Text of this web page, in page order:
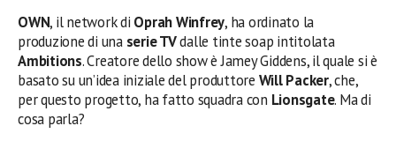
OWN, il network di Oprah Winfrey, ha ordinato la
produzione di una serie TVdalle tinte soap intitolata
Ambitions. Creatore dello show è Jamey Giddens, il quale si è
basato su un’idea iniziale del produttore Will Packer, che,
per questo progetto, ha fatto squadra con Lionsgate. Ma di
cosa parla?